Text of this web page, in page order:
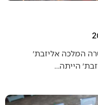
המלכה אליזבת׳